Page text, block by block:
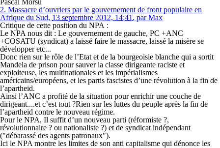
Pascal Morsu
2. Massacre d’ouvriers par le gouvernement de front populaire en
Afrique du Sud, 13 septembre 2012, 14:41 , parMax
Critique de cette position du NPA :
Le NPA nous dit : Le gouvernement de gauche, PC +ANC
+COSATU (syndicat) a laissé faire le massacre, laissé la misère se
développer etc...
Donc rien sur le rôle de l’Etat et de la bourgeoisie blanche qui a sortit
Mandela de prison pour sauver la classe dirigeante raciste et
exploiteuse, les multinationales et les impérialismes
américains/européens, et les partis fascistes d’une révolution à la fin de
l’apartheid.
Ainsi l’ANC a profité de la situation pour enrichir une couche de
dirigeant....et c’est tout ?Rien sur les luttes du peuple après la fin de
l’apartheid contre le nouveau régime.
Pour le NPA, Il suffit d’un nouveau parti (réformiste ?,
révolutionnaire ? ou nationaliste ?) et de syndicat indépendant
("débarassé des agents patronaux").
Ici le NPA montre les limites de son anti capitalisme qui dénonce les